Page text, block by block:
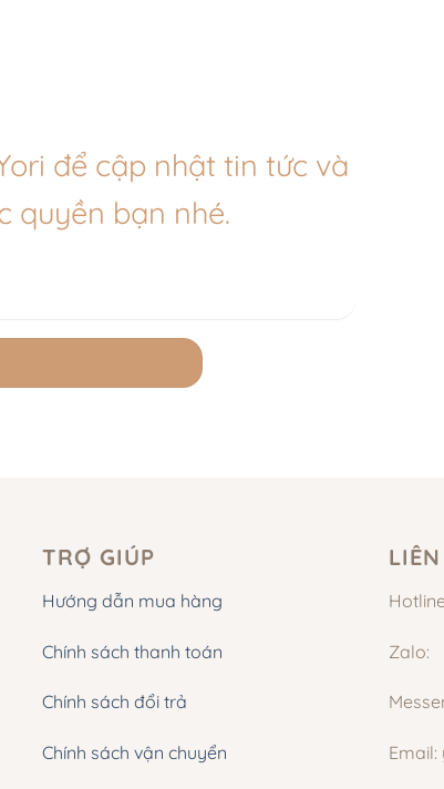
để cập nhật tin tức và
quyền bạn nhé.
TRỢ GIÚP
Hướng dẫn mua hàng
Chính sách thanh toán
Chính sách đổi trả
Chính sách vận chuyển
Zalo: